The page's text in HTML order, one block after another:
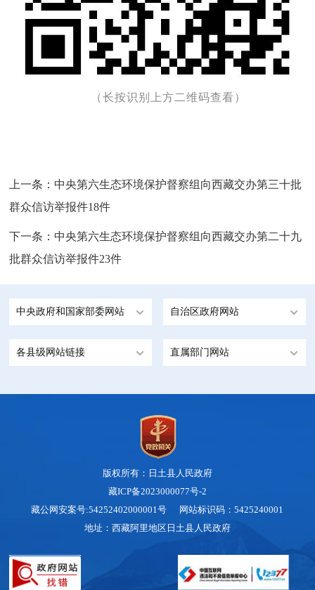
（长按识别上方二维码查看）
上一条： 中央第六生态环境保护督察组向西藏交办第三十批
群众信访举报件18件
下一条： 中央第六生态环境保护督察组向西藏交办第二十九
批群众信访举报件23件
中央政府和国家部委网站 自治区政府网站
各县级网站链接 直属部门网站
版权所有：日土县人民政府
藏ICP备2023000077号-2
藏公网安案号:54252402000001号 网站标识码：5425240001
地址：西藏阿里地区日土县人民政府